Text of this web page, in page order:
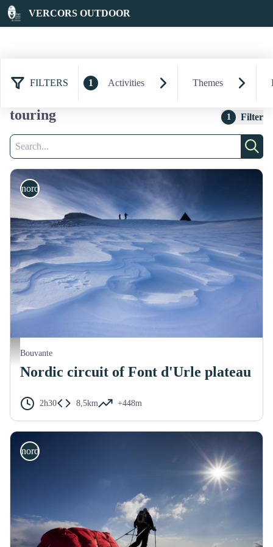
VERCORS OUTDOOR
FILTERS 1 Activities Themes
7 results practice: nordic ski
touring
1 Filter
Search
Pas de l'Infernet - S.M Booth
nordic ski touring
Bouvante
Nordic circuit of Font d'Urle plateau
2h30 8,5km +448m
nordic ski touring